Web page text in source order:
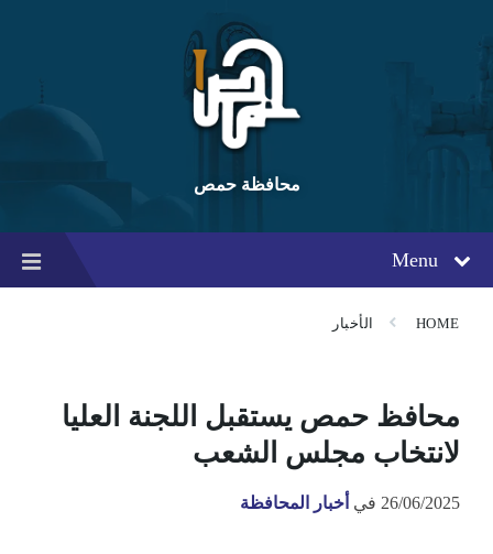
content
main
navigation
footer
محافظة حمص
Menu
HOME الأخبار
محافظ حمص يستقبل اللجنة العليا
لانتخاب مجلس الشعب
26/06/2025 في أخبار المحافظة